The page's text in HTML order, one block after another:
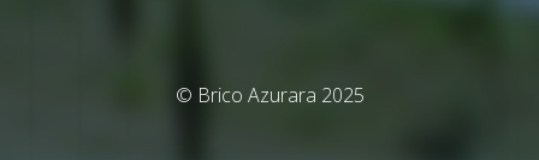
© Brico Azurara 2025